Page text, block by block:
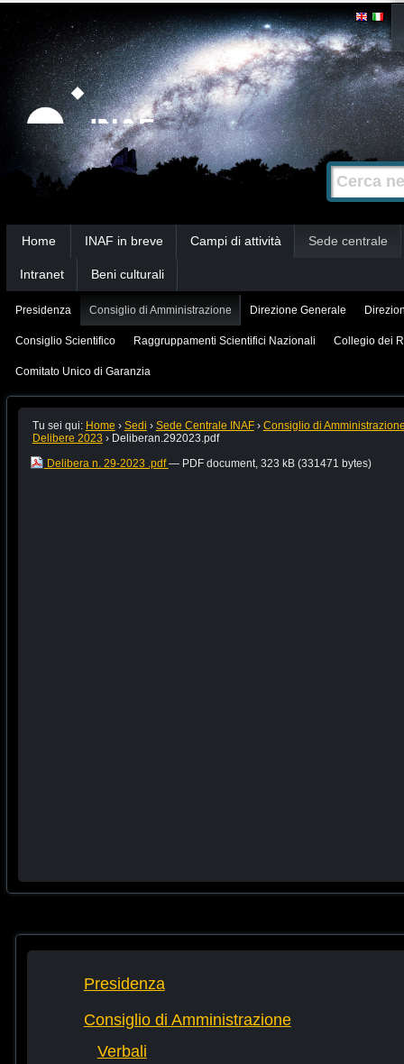
Strumenti
personali
Salta
contenuti.
|
Salta
alla
navigazione
Cerca nel
Ricerca
avanzata…
Home INAF in breve Campi di attività Sede centrale
Intranet Beni culturali
Presidenza Consiglio di Amministrazione Direzione Generale
Consiglio Scientifico Raggruppamenti Scientifici Nazionali Collegio dei
Comitato Unico di Garanzia
Tu sei qui: Home › Sedi › Sede Centrale INAF › Consiglio di
Delibere 2023 › Deliberan.292023.pdf
Delibera n. 29-2023 .pdf— PDF document, 323 kB (331471 bytes)
Presidenza
Consiglio di Amministrazione
Verbali